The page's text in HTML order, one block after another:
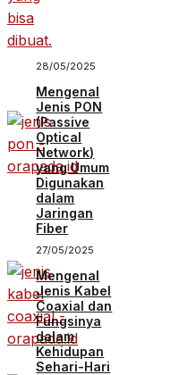
28/05/2025
Mengenal
Jenis PON
(Passive
Optical
Network)
yang Umum
Digunakan
dalam
Jaringan
Fiber
27/05/2025
Mengenal
Jenis Kabel
Coaxial dan
Fungsinya
dalam
Kehidupan
Sehari-Hari